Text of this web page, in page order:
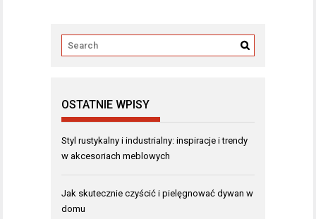
OSTATNIE WPISY
Styl rustykalny i industrialny: inspiracje i trendy
w akcesoriach meblowych
Jak skutecznie czyścić i pielęgnować dywan w
domu